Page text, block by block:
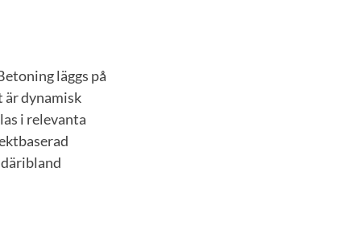
läggs på
är dynamisk
i relevanta